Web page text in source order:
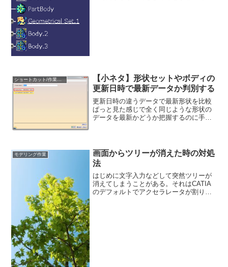
ショートカット/作業効率化
【小ネタ】形状セットやボディの
更新日時で最新データか判別する
更新日時の違うデータで最新形状を比較
ぱっと見た感じで全く同じような形状の
データを最新かどうか把握するのに手間
新日時が登録されています...
モデリング作業
画面からツリーが消えた時の対処
法
はじめに文字入力などして突然ツリーが
消えてしまうことがある。それはCATIA
のデフォルトでアクセラレータが割り当